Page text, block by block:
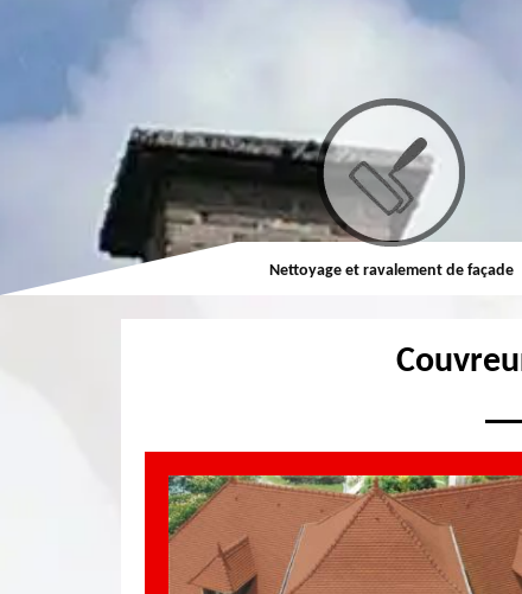
Couvreur Nettoyage et ravalement de façade